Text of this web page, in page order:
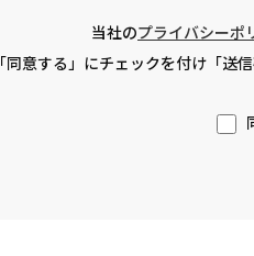
当社のプライバシーポ
「同意する」にチェックを付け「送